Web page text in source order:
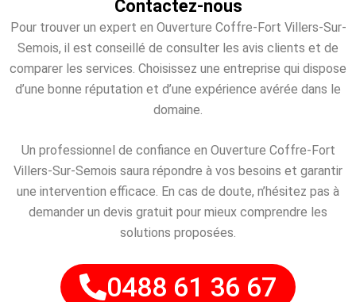
Contactez-nous
Pour trouver un expert en Ouverture Coffre-Fort Villers-Sur-
Semois, il est conseillé de consulter les avis clients et de
comparer les services. Choisissez une entreprise qui dispose
d’une bonne réputation et d’une expérience avérée dans le
domaine.
Un professionnel de confiance en Ouverture Coffre-Fort
Villers-Sur-Semois saura répondre à vos besoins et garantir
une intervention efficace. En cas de doute, n’hésitez pas à
demander un devis gratuit pour mieux comprendre les
solutions proposées.
0488 61 36 67